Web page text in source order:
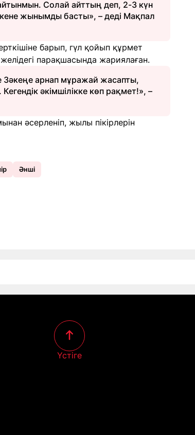
Солай айттың деп, 2-3 күн
жынымды басты», – деді Мақпал
барып, гүл қойып құрмет
парақшасында жариялаған.
Зәкеңе арнап мұражай жасапты,
әкімшілікке көп рақмет!», –
әсерленіп, жылы пікірлерін
Әнші
Үстіге